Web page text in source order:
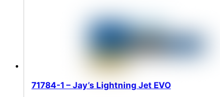
71784-1 – Jay’s Lightning Jet EVO